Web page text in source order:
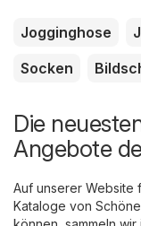
Jogginghose
Socken
Die
Angebote
Auf unserer Website
Kataloge von